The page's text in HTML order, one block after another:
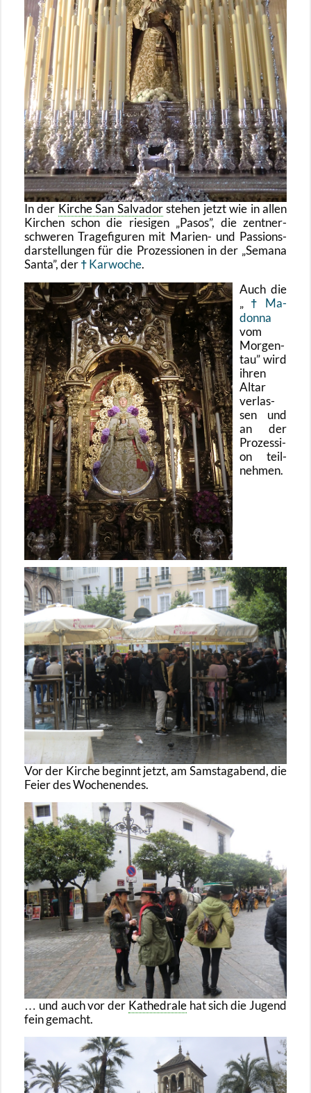
In der Kir­che San Sal­va­dorste­hen jetzt wie in allen
Kir­chen schon die rie­si­gen
Pasos, die zent­ner­
schwe­ren Tra­ge­fi­gu­ren mit Ma­ri­en- und Pas­si­ons­
dar­stel­lun­gen für die Pro­zes­sio­nen in der Se­ma­na
Santa, der Kar­wo­che.
Auch die
Ma­
don­na
vom
Mor­gen­
tau wird
ihren
Altar
ver­las­
sen und
an der
Pro­zes­si­
on teil­
neh­men.
Vor der Kir­che be­ginnt jetzt, am Sams­tag­abend, die
Feier des Wo­chen­en­des.
… und auch vor der Ka­the­dra­lehat sich die Ju­gend
fein ge­macht.